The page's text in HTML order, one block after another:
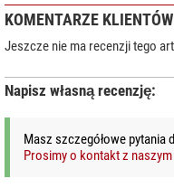
KOMENTARZE KLIENTÓW
Jeszcze nie ma recenzji tego
Napisz własną recenzję:
Masz szczegółowe
Prosimy o kontakt z naszym